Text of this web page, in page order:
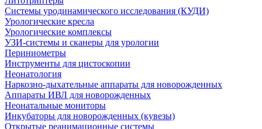
Системы уродинамического исследования (КУДИ)
Урологические кресла
Урологические комплексы
УЗИ-системы и сканеры для урологии
Периниометры
Инструменты для цистоскопии
Неонатология
Наркозно-дыхательные аппараты для новорожденных
Аппараты ИВЛ для новорожденных
Неонатальные мониторы
Инкубаторы для новорожденных (кувезы)
Открытые реанимационные системы